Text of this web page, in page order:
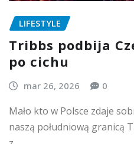
LIFESTYLE
Tribbs podbija
po cichu
mar 26, 2026 0
Mało kto w Polsce zdaje
naszą południową granicą